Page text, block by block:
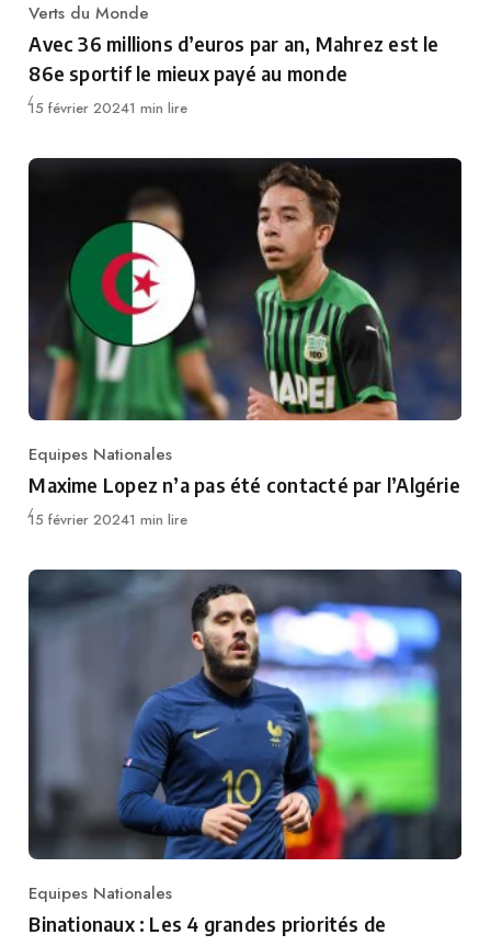
Category
Verts du Monde
Avec 36 millions d’euros par an, Mahrez est le
86e sportif le mieux payé au monde
Publié
15 février 20241 min lire
Category
Equipes Nationales
Maxime Lopez n’a pas été contacté par l’Algérie
Publié
15 février 20241 min lire
Category
Equipes Nationales
Binationaux : Les 4 grandes priorités de